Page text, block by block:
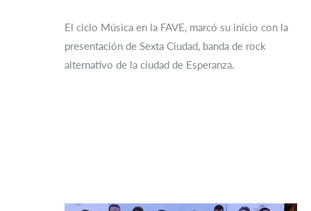
El ciclo Música en la FAVE, marcó su inicio con la
presentación de Sexta Ciudad, banda de rock
alternativo de la ciudad de Esperanza.